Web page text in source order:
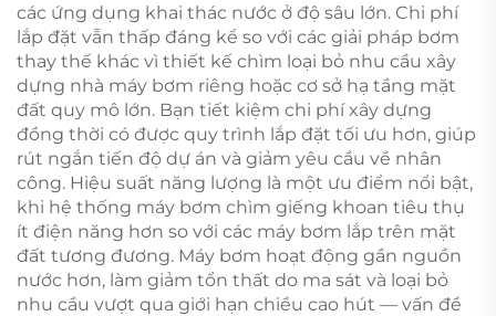
các ứng dụng khai thác nước ở độ sâu lớn. Chi phí
lắp đặt vẫn thấp đáng kể so với các giải pháp bơm
thay thế khác vì thiết kế chìm loại bỏ nhu cầu xây
dựng nhà máy bơm riêng hoặc cơ sở hạ tầng mặt
đất quy mô lớn. Bạn tiết kiệm chi phí xây dựng
đồng thời có được quy trình lắp đặt tối ưu hơn, giúp
rút ngắn tiến độ dự án và giảm yêu cầu về nhân
công. Hiệu suất năng lượng là một ưu điểm nổi bật,
khi hệ thống máy bơm chìm giếng khoan tiêu thụ
ít điện năng hơn so với các máy bơm lắp trên mặt
đất tương đương. Máy bơm hoạt động gần nguồn
nước hơn, làm giảm tổn thất do ma sát và loại bỏ
nhu cầu vượt qua giới hạn chiều cao hút — vấn đề